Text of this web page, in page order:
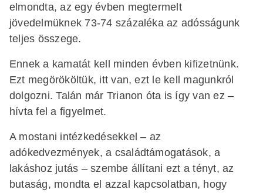
elmondta, az egy évben megtermelt
jövedelmüknek 73-74 százaléka az adósságunk
teljes összege.
Ennek a kamatát kell minden évben kifizetnünk.
Ezt megörököltük, itt van, ezt le kell magunkról
dolgozni. Talán már Trianon óta is így van ez –
hívta fel a figyelmet.
A mostani intézkedésekkel – az
adókedvezmények, a családtámogatások, a
lakáshoz jutás – szembe állítani ezt a tényt, az
butaság, mondta el azzal kapcsolatban, hogy